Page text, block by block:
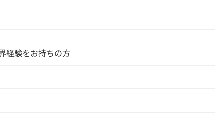
経験をお持ちの方